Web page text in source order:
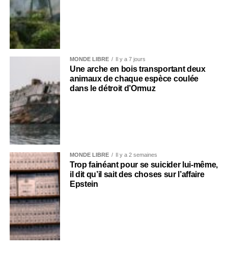
MONDE LIBRE Il y a 7 jours
Une arche en bois transportant deux
animaux de chaque espèce coulée
dans le détroit d’Ormuz
MONDE LIBRE Il y a 2 semaines
Trop fainéant pour se suicider lui-même,
il dit qu’il sait des choses sur l’affaire
Epstein